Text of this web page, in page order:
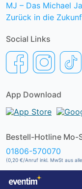
MJ – Das Michael
Zurück in die
Social Links
App Download
Bestell-Hotline Mo-
01806-570070
(0,20 €/Anruf inkl. MwSt aus